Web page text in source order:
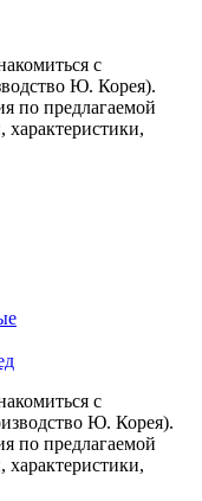
с
Ю. Корея).
по предлагаемой
с
Ю. Корея).
по предлагаемой